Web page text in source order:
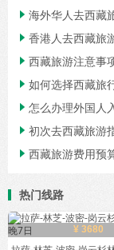
 海外华人去西藏
 香港人去西藏旅
 西藏旅游注意事
 如何选择西藏旅
 怎么办理外国人
 初次去西藏旅游
 西藏旅游费用预
热门线路
¥ 3680